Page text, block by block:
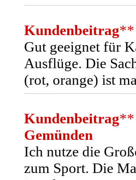
Kundenbeitrag**
Gut geeignet für
Ausflüge. Die
(rot, orange) ist
Kundenbeitrag**
Gemünden
Ich nutze die
zum Sport. Die